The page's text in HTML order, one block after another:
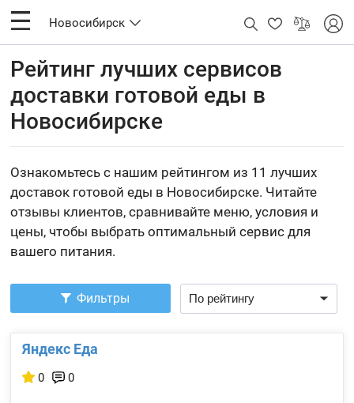
Новосибирск
Рейтинг лучших сервисов
доставки готовой еды в
Новосибирске
Ознакомьтесь с нашим рейтингом из 11 лучших
доставок готовой еды в Новосибирске. Читайте
отзывы клиентов, сравнивайте меню, условия и
цены, чтобы выбрать оптимальный сервис для
вашего питания.
Фильтры
Яндекс Еда
0 0